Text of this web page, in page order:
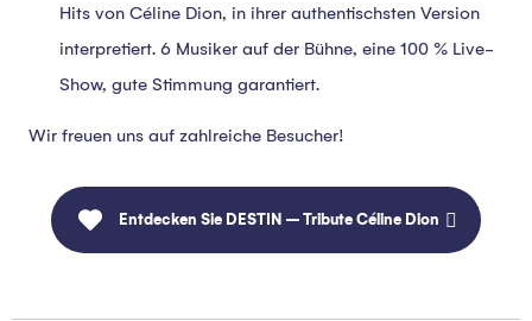
Hits von Céline Dion, in ihrer authentischsten Version
interpretiert. 6 Musiker auf der Bühne, eine 100 % Live-
Show, gute Stimmung garantiert.
Wir freuen uns auf zahlreiche Besucher!
Entdecken Sie DESTIN – Tribute Céline Dion